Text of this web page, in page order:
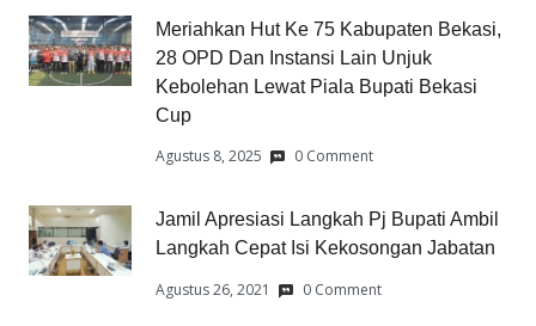
Meriahkan Hut Ke 75 Kabupaten Bekasi,
28 OPD Dan Instansi Lain Unjuk
Kebolehan Lewat Piala Bupati Bekasi
Cup
Agustus 8, 2025 0 Comment
Jamil Apresiasi Langkah Pj Bupati Ambil
Langkah Cepat Isi Kekosongan Jabatan
Agustus 26, 2021 0 Comment